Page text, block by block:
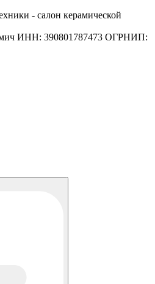
- салон керамической
ИНН: 390801787473 ОГРНИП: